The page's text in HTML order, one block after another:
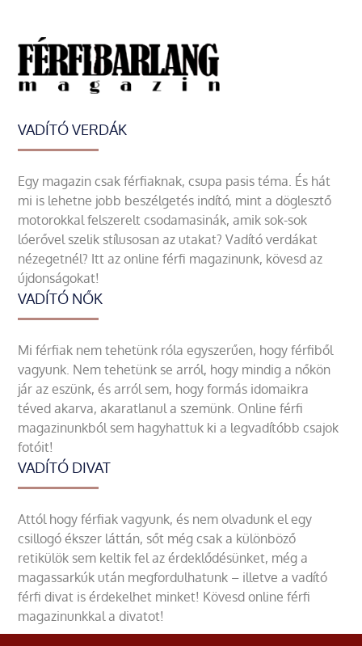
VADÍTÓ VERDÁK
Egy magazin csak férfiaknak, csupa pasis téma. És hát
mi is lehetne jobb beszélgetés indító, mint a döglesztő
motorokkal felszerelt csodamasinák, amik sok-sok
lóerővel szelik stílusosan az utakat? Vadító verdákat
nézegetnél? Itt az online férfi magazinunk, kövesd az
újdonságokat!
VADÍTÓ NŐK
Mi férfiak nem tehetünk róla egyszerűen, hogy férfiből
vagyunk. Nem tehetünk se arról, hogy mindig a nőkön
jár az eszünk, és arról sem, hogy formás idomaikra
téved akarva, akaratlanul a szemünk. Online férfi
magazinunkból sem hagyhattuk ki a legvadítóbb csajok
fotóit!
VADÍTÓ DIVAT
Attól hogy férfiak vagyunk, és nem olvadunk el egy
csillogó ékszer láttán, sőt még csak a különböző
retikülök sem keltik fel az érdeklődésünket, még a
magassarkúk után megfordulhatunk – illetve a vadító
férfi divat is érdekelhet minket! Kövesd online férfi
magazinunkkal a divatot!